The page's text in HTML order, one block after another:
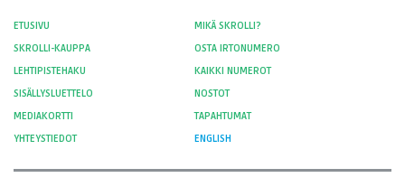
ETUSIVU
MIKÄ SKROLLI?
SKROLLI-KAUPPA
OSTA IRTONUMERO
LEHTIPISTEHAKU
KAIKKI NUMEROT
SISÄLLYSLUETTELO
NOSTOT
MEDIAKORTTI
TAPAHTUMAT
YHTEYSTIEDOT
ENGLISH